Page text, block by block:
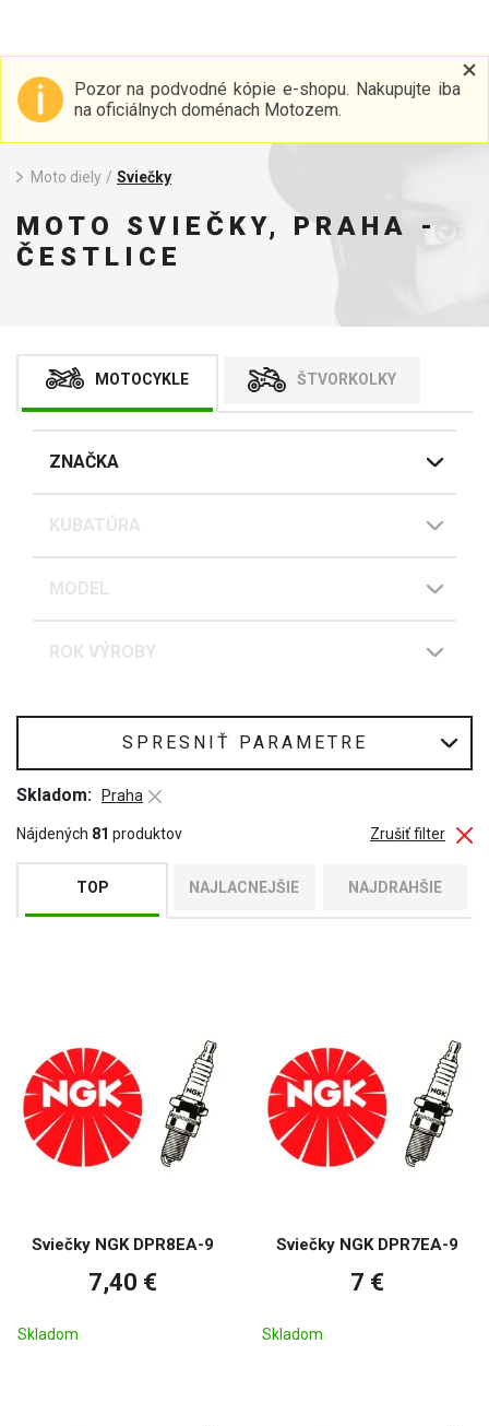
Pozor na podvodné kópie e-shopu. Nakupujte iba
na oficiálnych doménach Motozem.
Moto diely / Sviečky
MOTO SVIEČKY, PRAHA -
ČESTLICE
MOTOCYKLE ŠTVORKOLKY
ZNAČKA
KUBATÚRA
MODEL
ROK VÝROBY
SPRESNIŤ PARAMETRE
Skladom: Praha
Zrušiť filter
Nájdených 81 produktov
TOP NAJLACNEJŠIE NAJDRAHŠIE
Sviečky NGK DPR8EA-9
7,40 €
Skladom
Sviečky NGK DPR7EA-9
7 €
Skladom